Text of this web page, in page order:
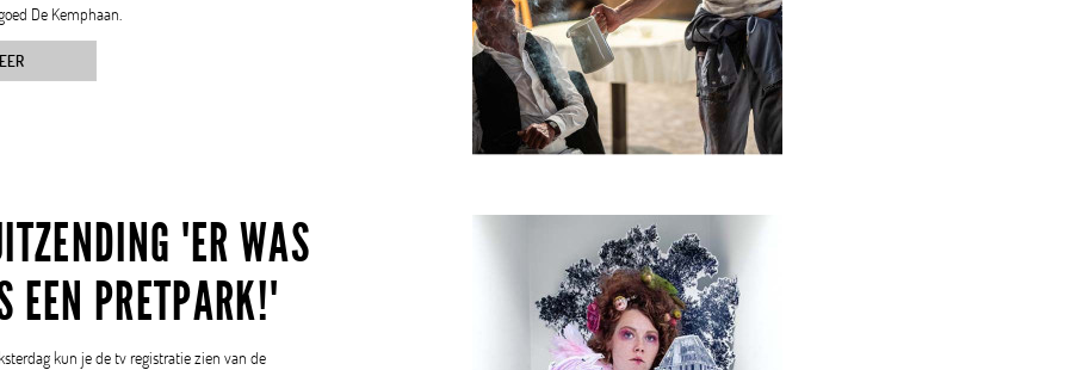
De Kemphaan.
'ER WAS
EEN PRETPARK!'
kun je de tv registratie zien van de